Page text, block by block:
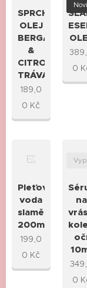
SPRCHOVÝ
OLEJ
BERGAMOT
&
CITRONOVÁ
TRÁVA
189,0
0 Kč
0
Pleťová
voda
slaměnka
200ml
199,0
0 Kč
na
0